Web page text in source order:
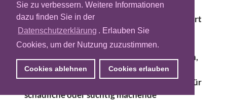
Sie zu verbessern. Weitere Informationen
dazu finden Sie in der
Datenschutzerklärung . Erlauben Sie
Cookies, um der Nutzung zuzustimmen.
Cookies ablehnen Cookies erlauben
Einem aktuellen Bericht des
Nachrichtenportals Politico zufolge lobbyiert
der Tech-Riese Meta derzeit intensiv bei
kalifornischen Gesetzgebern. Ziel ist es, von
potenziellen Strafen im Rahmen eines neuen,
wegweisenden Kinderschutzgesetzes
ausgenommen zu werden, das Plattformen für
schädliche oder süchtig machende